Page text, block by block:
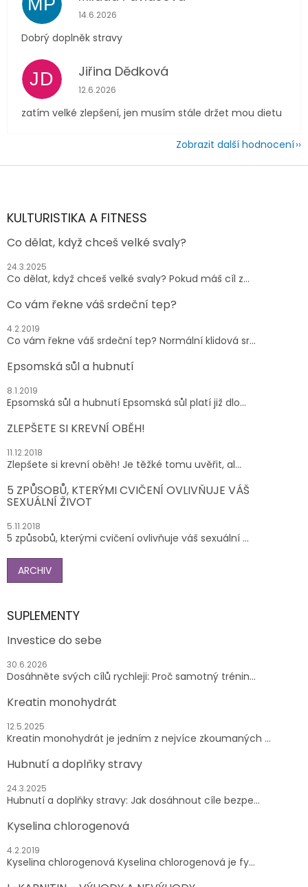
MP Hodnocení obchodu je 5 z 5 hvězdiček.
14.6.2026
Dobrý doplněk stravy
JD Jiřina Dědková
Hodnocení obchodu je 4 z 5 hvězdiček.
12.6.2026
zatím velké zlepšení, jen musím stále držet mou dietu
Zobrazit další hodnocení
Z
aKULTURISTIKA A FITNESS
Co dělat, když chceš velké svaly?
24.3.2025
Co dělat, když chceš velké svaly? Pokud máš cíl z...
Co vám řekne váš srdeční tep?
4.2.2019
Co vám řekne váš srdeční tep? Normální klidová sr...
Epsomská sůl a hubnutí
8.1.2019
Epsomská sůl a hubnutí Epsomská sůl platí již dlo...
ZLEPŠETE SI KREVNÍ OBĚH!
11.12.2018
Zlepšete si krevní oběh! Je těžké tomu uvěřit, al...
5 ZPŮSOBŮ, KTERÝMI CVIČENÍ OVLIVŇUJE VÁŠ
SEXUÁLNÍ ŽIVOT
5.11.2018
5 způsobů, kterými cvičení ovlivňuje váš sexuální ...
ARCHIV
SUPLEMENTY
Investice do sebe
30.6.2026
Dosáhněte svých cílů rychleji: Proč samotný trénin...
Kreatin monohydrát
12.5.2025
Kreatin monohydrát je jedním z nejvíce zkoumaných ...
Hubnutí a doplňky stravy
24.3.2025
Hubnutí a doplňky stravy: Jak dosáhnout cíle bezpe...
Kyselina chlorogenová
4.2.2019
Kyselina chlorogenová Kyselina chlorogenová je fy...